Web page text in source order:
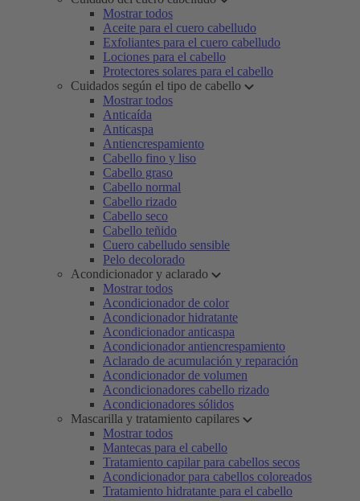
Mostrar todos
Aceite para el cuero cabelludo
Exfoliantes para el cuero cabelludo
Lociones para el cabello
Protectores solares para el cabello
Cuidados según el tipo de cabello
Mostrar todos
Anticaída
Anticaspa
Antiencrespamiento
Cabello fino y liso
Cabello graso
Cabello normal
Cabello rizado
Cabello seco
Cabello teñido
Cuero cabelludo sensible
Pelo decolorado
Acondicionador y aclarado
Mostrar todos
Acondicionador de color
Acondicionador hidratante
Acondicionador anticaspa
Acondicionador antiencrespamiento
Aclarado de acumulación y reparación
Acondicionador de volumen
Acondicionadores cabello rizado
Acondicionadores sólidos
Mascarilla y tratamiento capilares
Mostrar todos
Mantecas para el cabello
Tratamiento capilar para cabellos secos
Acondicionador para cabellos coloreados
Tratamiento hidratante para el cabello